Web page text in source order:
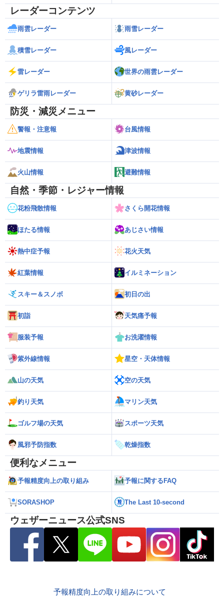
レーダーコンテンツ
雨雲レーダー 雨雪レーダー
積雪レーダー 風レーダー
雷レーダー 世界の雨雲レーダー
ゲリラ雷雨レーダー 黄砂レーダー
防災・減災メニュー
警報・注意報 台風情報
地震情報 津波情報
火山情報 避難情報
自然・季節・レジャー情報
花粉飛散情報 さくら開花情報
ほたる情報 あじさい情報
熱中症予報 花火天気
紅葉情報 イルミネーション
スキー＆スノボ 初日の出
初詣 天気痛予報
服装予報 お洗濯情報
紫外線情報 星空・天体情報
山の天気 空の天気
釣り天気 マリン天気
ゴルフ場の天気 スポーツ天気
風邪予防指数 乾燥指数
便利なメニュー
予報精度向上の取り組み 予報に関するFAQ
SORASHOP The Last 10-second
ウェザーニュース公式SNS
予報精度向上の取り組みについて